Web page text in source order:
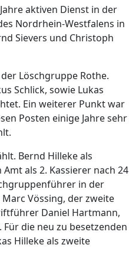
aktiven Dienst in der
Nordrhein-Westfalens in
Sievers und Christoph
Löschgruppe Rothe.
Schlick, sowie Lukas
Ein weiterer Punkt war
Posten einige Jahre sehr
Bernd Hilleke als
als 2. Kassierer nach 24
in der
Vössing, der zweite
Daniel Hartmann,
die neu zu besetzenden
Hilleke als zweite